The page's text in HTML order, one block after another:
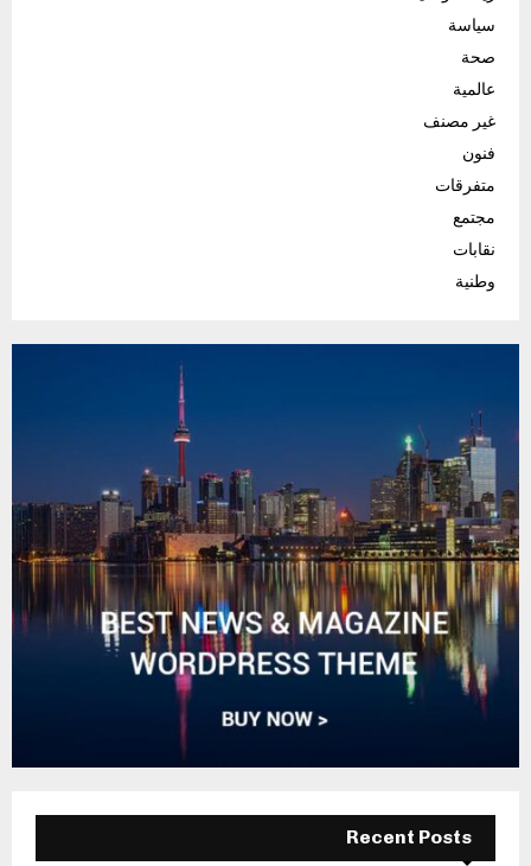
سياسة
صحة
عالمية
غير مصنف
فنون
متفرقات
مجتمع
نقابات
وطنية
Recent Posts